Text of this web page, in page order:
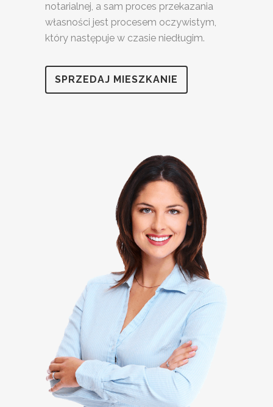
notarialnej, a sam proces przekazania
własności jest procesem oczywistym,
który następuje w czasie niedługim.
SPRZEDAJ MIESZKANIE